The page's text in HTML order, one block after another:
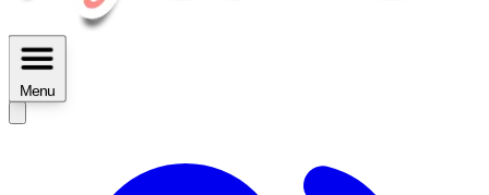
MyCake Academy c'est :
des fiches imprimables ...
Découvrir
Menu